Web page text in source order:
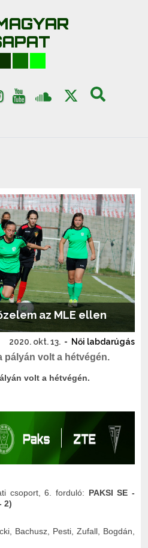
az MLE ellen
2020. okt. 13. - Női labdarúgás
pályán volt a hétvégén.
volt a hétvégén.
csoport, 6. forduló: PAKSI SE -
2)
Bachusz, Pesti, Zufall, Bogdán,